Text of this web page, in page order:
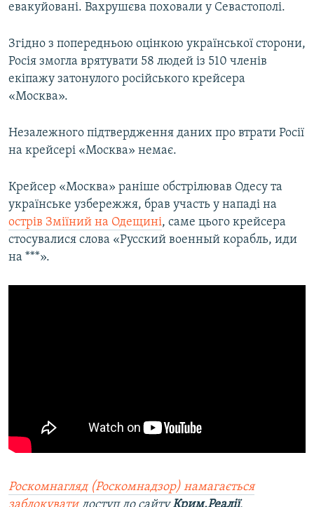
евакуйовані. Вахрушєва поховали у Севастополі.
Згідно з попередньою оцінкою української сторони,
Росія змогла врятувати 58 людей із 510 членів
екіпажу затонулого російського крейсера
«Москва».
Незалежного підтвердження даних про втрати Росії
на крейсері «Москва» немає.
Крейсер «Москва» раніше обстрілював Одесу та
українське узбережжя, брав участь у нападі на
острів Зміїний на Одещині, саме цього крейсера
стосувалися слова «Русский военный корабль, иди
на ***».
Роскомнагляд (Роскомнадзор) намагається